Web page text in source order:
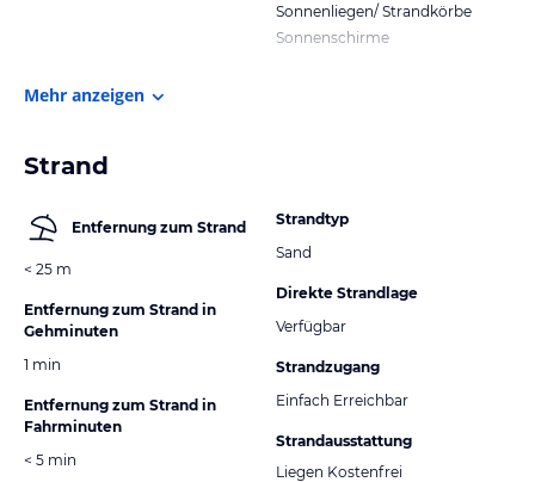
Sonnenliegen/ Strandkörbe
Sonnenschirme
Mehr anzeigen
Strand
Entfernung zum Strand
< 25 m
Entfernung zum Strand in
Gehminuten
1 min
Entfernung zum Strand in
Fahrminuten
< 5 min
Strandtyp
Sand
Direkte Strandlage
Verfügbar
Strandzugang
Einfach Erreichbar
Strandausstattung
Liegen Kostenfrei